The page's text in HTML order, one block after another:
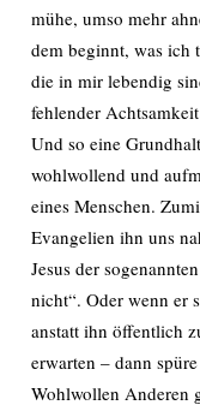
mühe, umso mehr
dem beginnt, was ich
die in mir lebendig
fehlender
Und so eine
wohlwollend und
eines Menschen.
Evangelien ihn uns
Jesus der
nicht“. Oder wenn er
anstatt ihn öffentlich
erwarten – dann
Wohlwollen Anderen